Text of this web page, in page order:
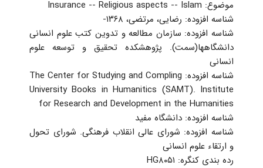
موضوع: Insurance -- Religious aspects -- Islam
شناسه افزوده: رضایی، مرتضی، ‏‫۱۳۶۸‏-‬
‏شناسه افزوده: سازمان مطالعه و تدوین کتب علوم انسانی
دانشگاهها(سمت). پژوهشکده تحقیق و توسعه علوم
انسانی
‏شناسه افزوده: The Center for Studying and Compling
University Books in Humanitics (SAMT). Institute
for Research and Development in the Humanities
‏شناسه افزوده: دانشگاه مفید
‏شناسه افزوده: شورای عالی انقلاب فرهنگی. شورای تحول
و ارتقاء علوم انسانی
رده بندی کنگره: ‫‬‭‬‮‭HG۸۰۵۱